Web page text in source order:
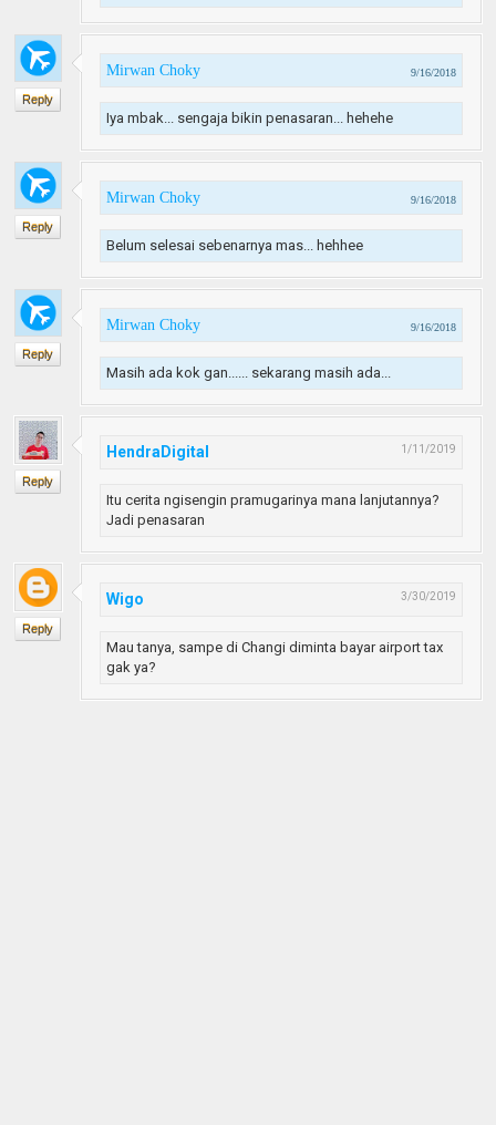
Reply
Mirwan Choky 9/16/2018
Iya mbak... sengaja bikin penasaran... hehehe
Reply
Mirwan Choky 9/16/2018
Belum selesai sebenarnya mas... hehhee
Reply
Mirwan Choky 9/16/2018
Masih ada kok gan...... sekarang masih ada...
Reply
HendraDigital 1/11/2019
Itu cerita ngisengin pramugarinya mana lanjutannya?
Jadi penasaran
Reply
Wigo 3/30/2019
Mau tanya, sampe di Changi diminta bayar airport tax
gak ya?